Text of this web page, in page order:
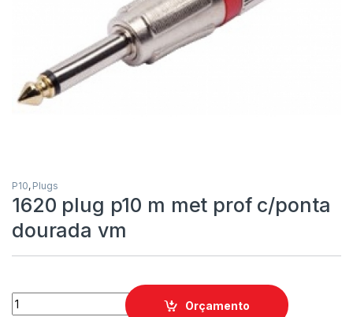
P10, Plugs
1620 plug p10 m met prof c/ponta
dourada vm
Orçamento